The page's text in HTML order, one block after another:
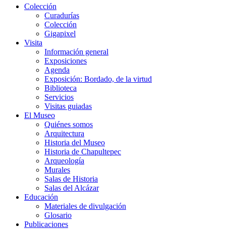
Colección
Curadurías
Colección
Gigapixel
Visita
Información general
Exposiciones
Agenda
Exposición: Bordado, de la virtud
Biblioteca
Servicios
Visitas guiadas
El Museo
Quiénes somos
Arquitectura
Historia del Museo
Historia de Chapultepec
Arqueología
Murales
Salas de Historia
Salas del Alcázar
Educación
Materiales de divulgación
Glosario
Publicaciones